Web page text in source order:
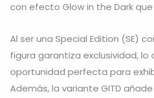
con efecto Glow in the Dark
Al ser una Special Edition (SE)
figura garantiza exclusividad, lo
oportunidad perfecta para
Además, la variante GITD